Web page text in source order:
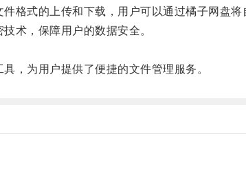
式的上传和下载，用户可以通过橘子网盘将
术，保障用户的数据安全。
为用户提供了便捷的文件管理服务。